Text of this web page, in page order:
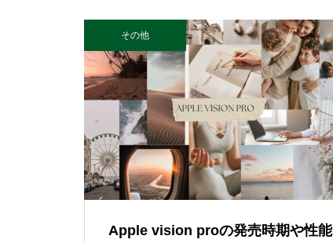
その他
Apple vision proの発売時期や性能